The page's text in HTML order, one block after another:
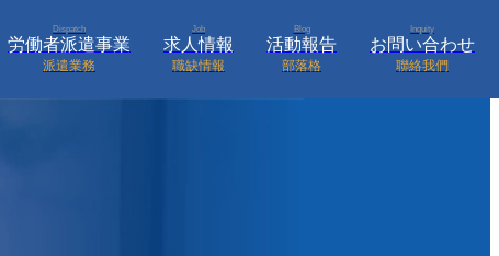
Dispatch
労働者派遣事業
派遣業務
Job
求人情報
職缺情報
Blog
活動報告
部落格
Inquity
お問い合わせ
聯絡我們